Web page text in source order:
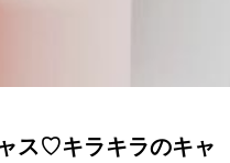
ス♡キラキラのキャ